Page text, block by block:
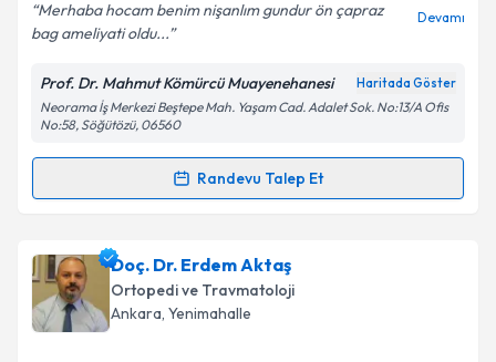
Kişisel verilerimin işlenmesine ilişkin
Aydınlatma
Metni'ni okudum ve kişisel verilerimin belirtilen
kapsamda işlenmesini kabul ediyorum.
Takvim Talebini Gönder
Merhaba hocam benim nişanlım gundur ön çapraz
bag ameliyati oldu...
Devamı
Prof. Dr. Mahmut Kömürcü Muayenehanesi Haritada Göster
Neorama İş Merkezi Beştepe Mah. Yaşam Cad. Adalet Sok. No:13/A Ofis
No:58, Söğütözü, 06560
Randevu Talep Et
Randevu Takvimi Talebi
Prof. Dr. Mahmut Kömürcüiçin randevu takvimi
talebi oluşturun. Size bu uzmandan randevu almanız
için bir takvim hazırlandığında e-posta ile
bilgilendireceğiz.
Doç. Dr. Erdem Aktaş
Ortopedi ve Travmatoloji
Ankara, Yenimahalle